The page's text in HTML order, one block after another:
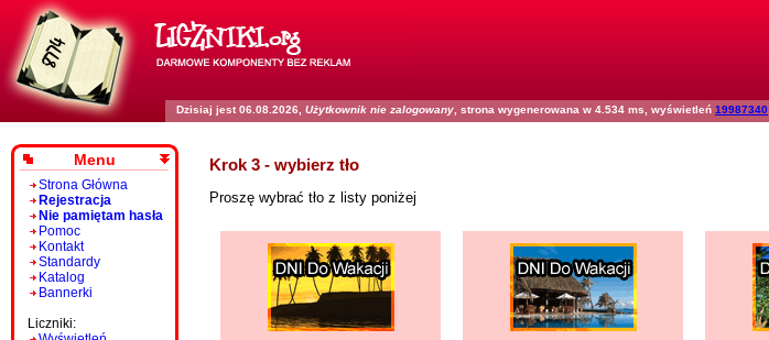
Dzisiaj jest 06.08.2026, Użytkownik nie zalogowany , strona wygenerowana w 4.534 ms, wyświetleń 19987340
Menu
Strona Główna
Rejestracja
Nie pamiętam hasła
Pomoc
Kontakt
Standardy
Katalog
Bannerki
Liczniki:
Krok 3 - wybierz tło
Proszę wybrać tło z listy poniżej